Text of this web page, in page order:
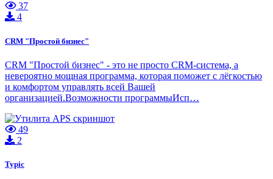
37
4
CRM "Простой бизнес"
CRM "Простой бизнес" - это не просто CRM-система, а
невероятно мощная программа, которая поможет с лёгкостью
и комфортом управлять всей Вашей
организацией.Возможности программыИсп…
49
2
Typic